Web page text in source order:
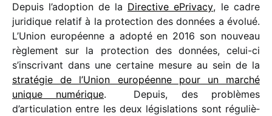
Depuis l’adoption de la Directive ePrivacy, le cadre
juri­dique rela­tif à la protec­tion des données a évolué.
L’Union euro­péenne a adopté en 2016 son nouveau
règle­ment sur la protec­tion des données, celui-ci
s’inscrivant dans une certaine mesure au sein de la
stra­té­gie de l’Union euro­péenne pour un marché
unique numé­rique. Depuis, des problèmes
d’articulation entre les deux légis­la­tions sont régu­liè­